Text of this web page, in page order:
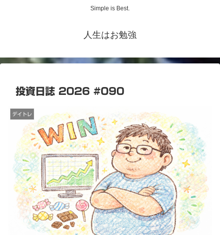
Simple is Best.
人生はお勉強
投資日誌 2026 #090
デイトレ